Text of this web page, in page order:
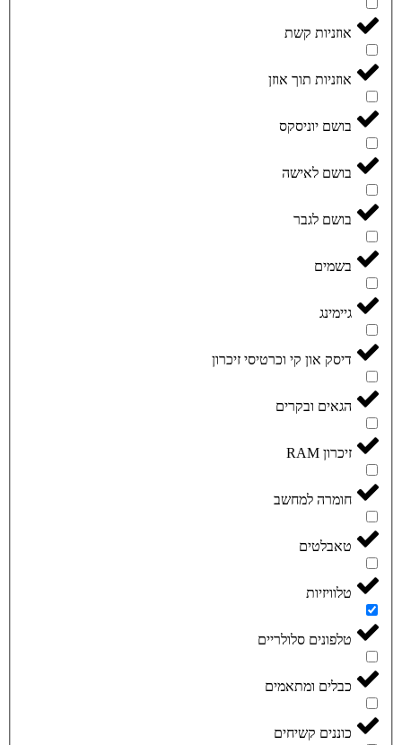
אוזניות קשת
אוזניות תוך אוזן
בושם יוניסקס
בושם לאישה
בושם לגבר
בשמים
גיימינג
דיסק און קי וכרטיסי זיכרון
הגאים ובקרים
זיכרון RAM
חומרה למחשב
טאבלטים
טלוויזיות
טלפונים סלולריים
כבלים ומתאמים
כוננים קשיחים